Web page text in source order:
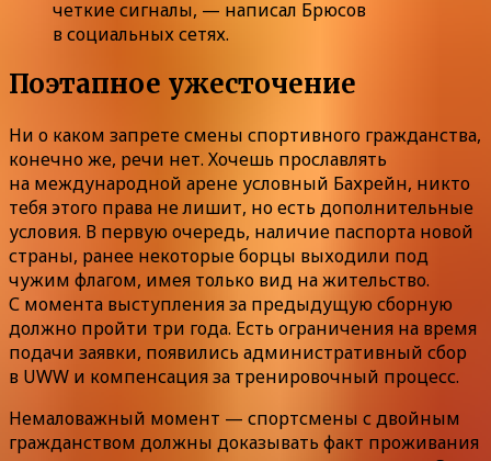
четкие сигналы, — написал Брюсов
в социальных сетях.
Поэтапное ужесточение
Ни о каком запрете смены спортивного гражданства,
конечно же, речи нет. Хочешь прославлять
на международной арене условный Бахрейн, никто
тебя этого права не лишит, но есть дополнительные
условия. В первую очередь, наличие паспорта новой
страны, ранее некоторые борцы выходили под
чужим флагом, имея только вид на жительство.
С момента выступления за предыдущую сборную
должно пройти три года. Есть ограничения на время
подачи заявки, появились административный сбор
в UWW и компенсация за тренировочный процесс.
Немаловажный момент — спортсмены с двойным
гражданством должны доказывать факт проживания